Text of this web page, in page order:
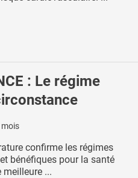
: Le régime
mois
confirme les régimes
bénéfiques pour la santé
meilleure ...